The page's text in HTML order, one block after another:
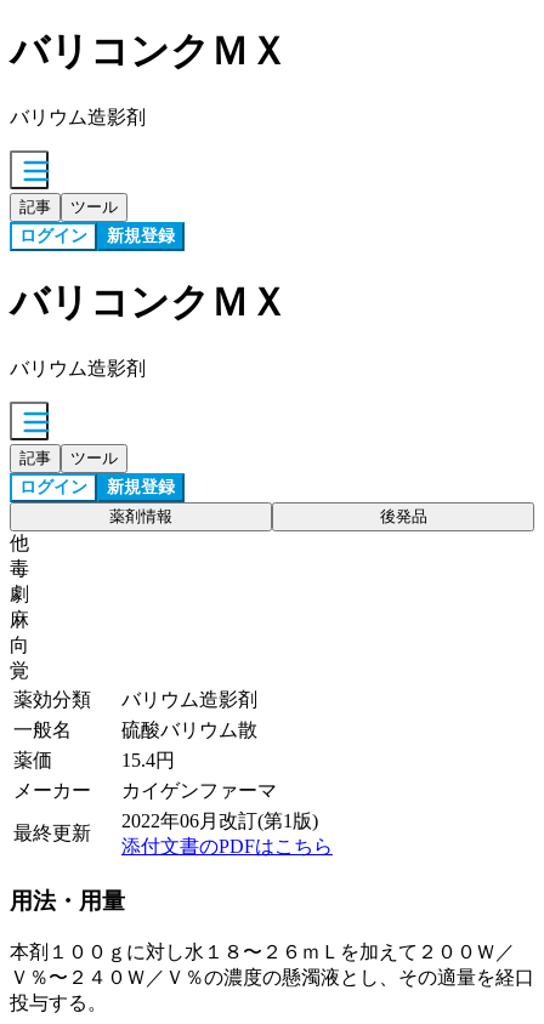
バリコンクＭＸ
バリウム造影剤
記事 ツール
ログイン 新規登録
バリコンクＭＸ
バリウム造影剤
記事 ツール
ログイン 新規登録
薬剤情報 後発品
他
毒
劇
麻
向
覚
薬効分類
バリウム造影剤
一般名
硫酸バリウム散
薬価
15.4円
メーカー
カイゲンファーマ
最終更新
2022年06月改訂(第1版)
添付文書のPDFはこちら
用法・用量
本剤１００ｇに対し水１８〜２６ｍＬを加えて２００Ｗ／
Ｖ％〜２４０Ｗ／Ｖ％の濃度の懸濁液とし、その適量を経口
投与する。